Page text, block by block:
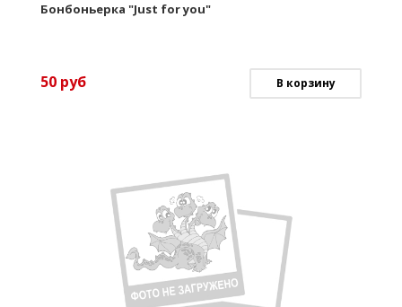
Бонбоньерка "Just for you"
50 руб В корзину